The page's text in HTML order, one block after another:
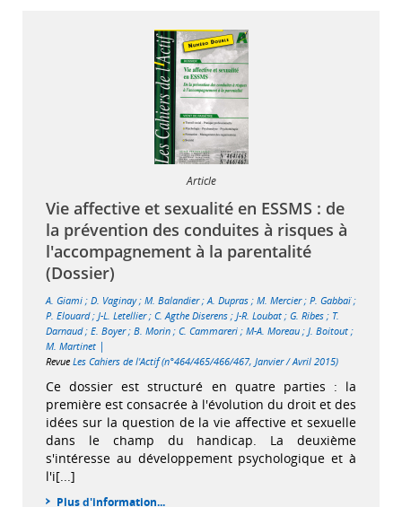
Article
Vie affective et sexualité en ESSMS : de
la prévention des conduites à risques à
l'accompagnement à la parentalité
(Dossier)
A. Giami ; D. Vaginay; M. Balandier; A. Dupras ; M. Mercier; P. Gabbaï;
P. Elouard; J-L. Letellier; C. Agthe Diserens ; J-R. Loubat ; G. Ribes ; T.
Darnaud; E. Boyer; B. Morin ; C. Cammareri ; M-A. Moreau ; J. Boitout ;
M. Martinet |
Revue Les Cahiers de l'Actif (n°464/465/466/467, Janvier / Avril 2015)
Ce dossier est structuré en quatre parties : la
première est consacrée à l'évolution du droit et des
idées sur la question de la vie affective et sexuelle
dans le champ du handicap. La deuxième
s'intéresse au développement psychologique et à
l'i[...]
Plus d'information...